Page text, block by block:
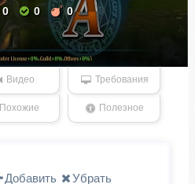
0 0 0
Видео Требования
Похожие Полезное
Добавить Убрать